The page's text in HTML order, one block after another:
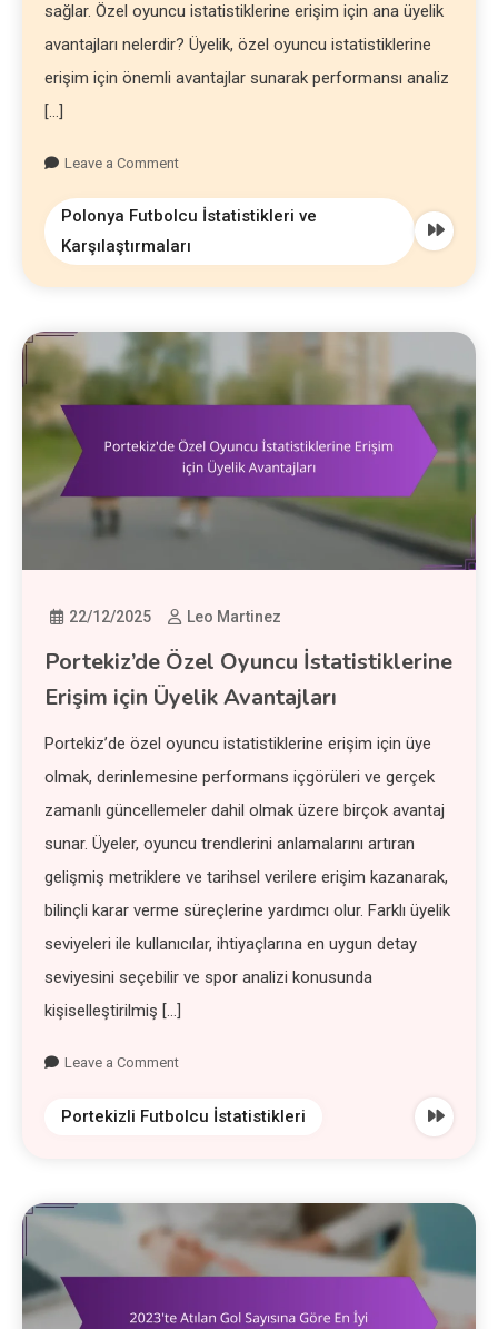
sağlar. Özel oyuncu istatistiklerine erişim için ana üyelik
avantajları nelerdir? Üyelik, özel oyuncu istatistiklerine
erişim için önemli avantajlar sunarak performansı analiz
[…]
Leave a Comment
Polonya Futbolcu İstatistikleri ve
Karşılaştırmaları
22/12/2025 Leo Martinez
Portekiz’de Özel Oyuncu İstatistiklerine
Erişim için Üyelik Avantajları
Portekiz’de özel oyuncu istatistiklerine erişim için üye
olmak, derinlemesine performans içgörüleri ve gerçek
zamanlı güncellemeler dahil olmak üzere birçok avantaj
sunar. Üyeler, oyuncu trendlerini anlamalarını artıran
gelişmiş metriklere ve tarihsel verilere erişim kazanarak,
bilinçli karar verme süreçlerine yardımcı olur. Farklı üyelik
seviyeleri ile kullanıcılar, ihtiyaçlarına en uygun detay
seviyesini seçebilir ve spor analizi konusunda
kişiselleştirilmiş […]
Leave a Comment
Portekizli Futbolcu İstatistikleri